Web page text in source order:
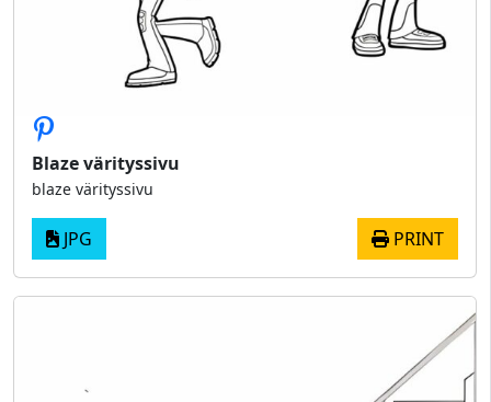
Blaze värityssivu
blaze värityssivu
JPG PRINT